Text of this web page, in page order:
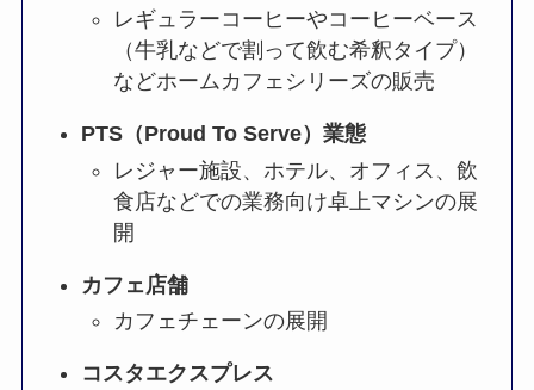
レギュラーコーヒーやコーヒーベース
（牛乳などで割って飲む希釈タイプ）
などホームカフェシリーズの販売
PTS（Proud To Serve）業態
レジャー施設、ホテル、オフィス、飲
食店などでの業務向け卓上マシンの展
開
カフェ店舗
カフェチェーンの展開
コスタエクスプレス